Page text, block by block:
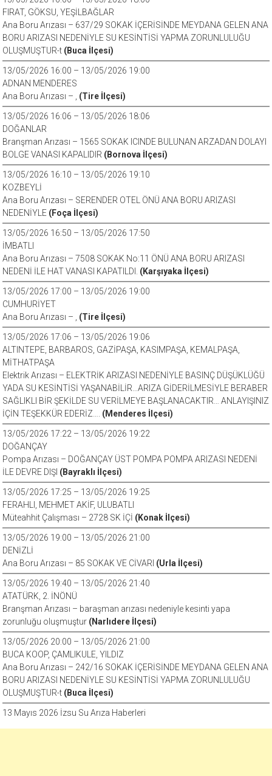
FIRAT, GÖKSU, YEŞİLBAĞLAR
Ana Boru Arızası – 637/29 SOKAK İÇERİSİNDE MEYDANA GELEN ANA
BORU ARIZASI NEDENİYLE SU KESİNTİSİ YAPMA ZORUNLULUĞU
OLUŞMUŞTUR-t (Buca İlçesi)
13/05/2026 16:00 – 13/05/2026 19:00
ADNAN MENDERES
Ana Boru Arızası – , (Tire İlçesi)
13/05/2026 16:06 – 13/05/2026 18:06
DOĞANLAR
Branşman Arızası – 1565 SOKAK ICINDE BULUNAN ARZADAN DOLAYI
BOLGE VANASI KAPALIDIR (Bornova İlçesi)
13/05/2026 16:10 – 13/05/2026 19:10
KOZBEYLİ
Ana Boru Arızası – SERENDER OTEL ÖNÜ ANA BORU ARIZASI
NEDENİYLE (Foça İlçesi)
13/05/2026 16:50 – 13/05/2026 17:50
İMBATLI
Ana Boru Arızası – 7508 SOKAK No:11 ÖNÜ ANA BORU ARIZASI
NEDENİ İLE HAT VANASI KAPATILDI. (Karşıyaka İlçesi)
13/05/2026 17:00 – 13/05/2026 19:00
CUMHURİYET
Ana Boru Arızası – , (Tire İlçesi)
13/05/2026 17:06 – 13/05/2026 19:06
ALTINTEPE, BARBAROS, GAZİPAŞA, KASIMPAŞA, KEMALPAŞA,
MİTHATPAŞA
Elektrik Arızası – ELEKTRİK ARIZASI NEDENİYLE BASINÇ DÜŞÜKLÜĞÜ
YADA SU KESİNTİSİ YAŞANABİLİR…ARIZA GİDERİLMESİYLE BERABER
SAĞLIKLI BİR ŞEKİLDE SU VERİLMEYE BAŞLANACAKTIR… ANLAYIŞINIZ
İÇİN TEŞEKKÜR EDERİZ…. (Menderes İlçesi)
13/05/2026 17:22 – 13/05/2026 19:22
DOĞANÇAY
Pompa Arızası – DOĞANÇAY ÜST POMPA POMPA ARIZASI NEDENİ
İLE DEVRE DIŞI (Bayraklı İlçesi)
13/05/2026 17:25 – 13/05/2026 19:25
FERAHLI, MEHMET AKİF, ULUBATLI
Müteahhit Çalışması – 2728 SK İÇİ (Konak İlçesi)
13/05/2026 19:00 – 13/05/2026 21:00
DENİZLİ
Ana Boru Arızası – 85 SOKAK VE CİVARI (Urla İlçesi)
13/05/2026 19:40 – 13/05/2026 21:40
ATATÜRK, 2. İNÖNÜ
Branşman Arızası – baraşman arızası nedeniyle kesinti yapa
zorunluğu oluşmuştur (Narlıdere İlçesi)
13/05/2026 20:00 – 13/05/2026 21:00
BUCA KOOP, ÇAMLIKULE, YILDIZ
Ana Boru Arızası – 242/16 SOKAK İÇERİSİNDE MEYDANA GELEN ANA
BORU ARIZASI NEDENİYLE SU KESİNTİSİ YAPMA ZORUNLULUĞU
OLUŞMUŞTUR-t (Buca İlçesi)
13 Mayıs 2026 İzsu Su Arıza Haberleri